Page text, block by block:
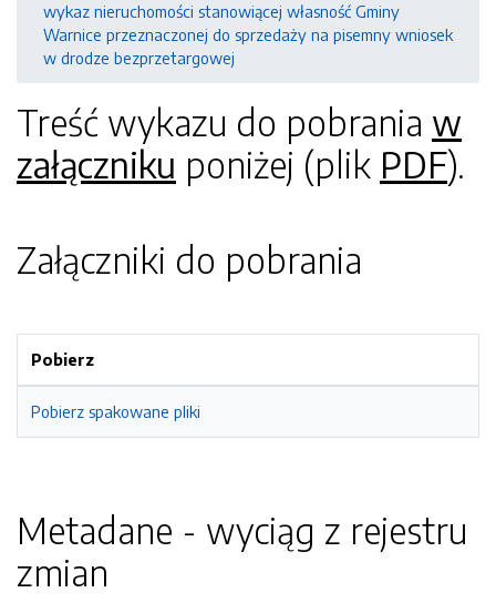
wykaz nieruchomości stanowiącej własność Gminy
Warnice przeznaczonej do sprzedaży na pisemny wniosek
w drodze bezprzetargowej
Treść wykazu do pobrania w
załączniku poniżej (plik PDF).
Załączniki do pobrania
Pobierz
Pobierz spakowane pliki
Metadane - wyciąg z rejestru
zmian